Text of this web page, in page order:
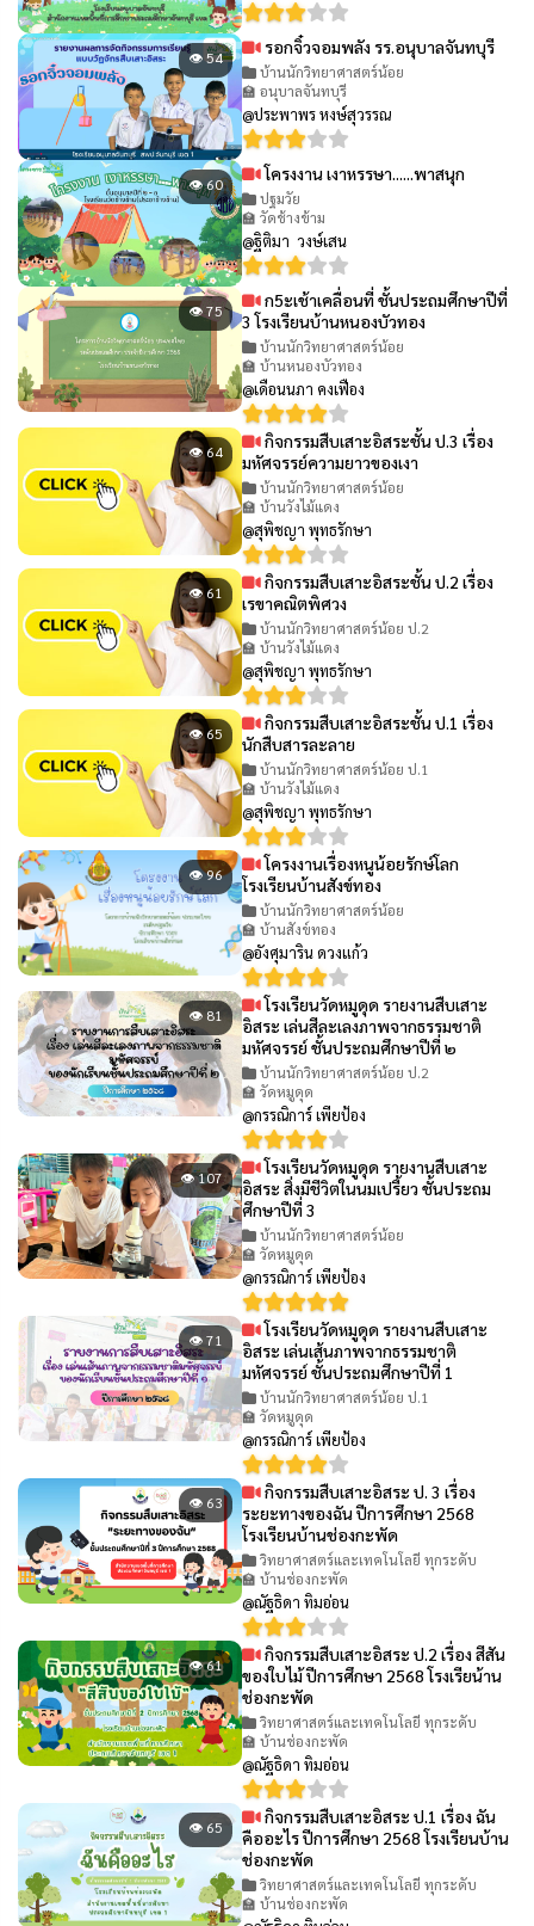
👁 54 รอกจิ๋วจอมพลัง รร.อนุบาลจันทบุรี
บ้านนักวิทยาศาสตร์น้อย
🏫 อนุบาลจันทบุรี
@ประพาพร หงษ์สุวรรณ
👁 60 โครงงาน เงาหรรษา......พาสนุก
ปฐมวัย
🏫 วัดช้างข้าม
@ฐิติมา วงษ์เสน
👁 75
ก5ะเช้าเคลื่อนที่ ชั้นประถมศึกษาปีที่
3 โรงเรียนบ้านหนองบัวทอง
บ้านนักวิทยาศาสตร์น้อย
🏫 บ้านหนองบัวทอง
@เดือนนภา คงเฟือง
👁 64
กิจกรรมสืบเสาะอิสระชั้น ป.3 เรื่อง
มหัศจรรย์ความยาวของเงา
บ้านนักวิทยาศาสตร์น้อย
🏫 บ้านวังไม้แดง
@สุพิชญา พุทธรักษา
👁 61
กิจกรรมสืบเสาะอิสระชั้น ป.2 เรื่อง
เรขาคณิตพิศวง
บ้านนักวิทยาศาสตร์น้อย ป.2
🏫 บ้านวังไม้แดง
@สุพิชญา พุทธรักษา
👁 65
กิจกรรมสืบเสาะอิสระชั้น ป.1 เรื่อง
นักสืบสารละลาย
บ้านนักวิทยาศาสตร์น้อย ป.1
🏫 บ้านวังไม้แดง
@สุพิชญา พุทธรักษา
👁 96
โครงงานเรื่องหนูน้อยรักษ์โลก
โรงเรียนบ้านสังข์ทอง
บ้านนักวิทยาศาสตร์น้อย
🏫 บ้านสังข์ทอง
@อังศุมาริน ดวงแก้ว
👁 81
โรงเรียนวัดหมูดุด รายงานสืบเสาะ
อิสระ เล่นสีละเลงภาพจากธรรมชาติ
มหัศจรรย์ ชั้นประถมศึกษาปีที่ ๒
บ้านนักวิทยาศาสตร์น้อย ป.2
🏫 วัดหมูดุด
@กรรณิการ์ เพียป้อง
👁 107
โรงเรียนวัดหมูดุด รายงานสืบเสาะ
อิสระ สิ่งมีชีวิตในนมเปรี้ยว ชั้นประถม
ศึกษาปีที่ 3
บ้านนักวิทยาศาสตร์น้อย
🏫 วัดหมูดุด
@กรรณิการ์ เพียป้อง
👁 71
โรงเรียนวัดหมูดุด รายงานสืบเสาะ
อิสระ เล่นเส้นภาพจากธรรมชาติ
มหัศจรรย์ ชั้นประถมศึกษาปีที่ 1
บ้านนักวิทยาศาสตร์น้อย ป.1
🏫 วัดหมูดุด
@กรรณิการ์ เพียป้อง
👁 63
กิจกรรมสืบเสาะอิสระ ป. 3 เรื่อง
ระยะทางของฉัน ปีการศึกษา 2568
โรงเรียนบ้านช่องกะพัด
วิทยาศาสตร์และเทคโนโลยี ทุกระดับ
🏫 บ้านช่องกะพัด
@ณัฐธิดา ทิมอ่อน
👁 61
กิจกรรมสืบเสาะอิสระ ป.2 เรื่อง สีสัน
ของใบไม้ ปีการศึกษา 2568 โรงเรียน้าน
ช่องกะพัด
วิทยาศาสตร์และเทคโนโลยี ทุกระดับ
🏫 บ้านช่องกะพัด
@ณัฐธิดา ทิมอ่อน
👁 65
กิจกรรมสืบเสาะอิสระ ป.1 เรื่อง ฉัน
คืออะไร ปีการศึกษา 2568 โรงเรียนบ้าน
ช่องกะพัด
วิทยาศาสตร์และเทคโนโลยี ทุกระดับ
🏫 บ้านช่องกะพัด